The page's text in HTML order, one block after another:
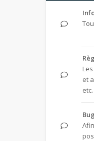
et
etc.